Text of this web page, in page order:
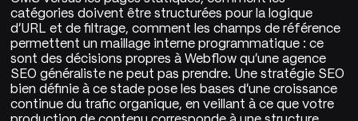
catégories doivent être structurées pour la logique
d'URL et de filtrage, comment les champs de référence
permettent un maillage interne programmatique : ce
sont des décisions propres à Webflow qu'une agence
SEO généraliste ne peut pas prendre. Une stratégie SEO
bien définie à ce stade pose les bases d'une croissance
continue du trafic organique, en veillant à ce que votre